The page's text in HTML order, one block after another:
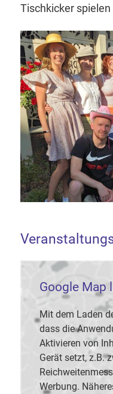
Tischkicker spielen
Google Map
Mit dem Laden
dass die
Aktivieren von
Gerät setzt, z.B.
Werbung.